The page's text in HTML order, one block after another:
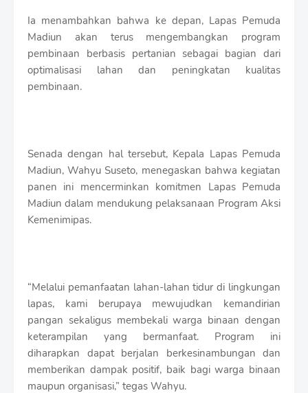
Ia menambahkan bahwa ke depan, Lapas Pemuda
Madiun akan terus mengembangkan program
pembinaan berbasis pertanian sebagai bagian dari
optimalisasi lahan dan peningkatan kualitas
pembinaan.
Senada dengan hal tersebut, Kepala Lapas Pemuda
Madiun, Wahyu Suseto, menegaskan bahwa kegiatan
panen ini mencerminkan komitmen Lapas Pemuda
Madiun dalam mendukung pelaksanaan Program Aksi
Kemenimipas.
“Melalui pemanfaatan lahan-lahan tidur di lingkungan
lapas, kami berupaya mewujudkan kemandirian
pangan sekaligus membekali warga binaan dengan
keterampilan yang bermanfaat. Program ini
diharapkan dapat berjalan berkesinambungan dan
memberikan dampak positif, baik bagi warga binaan
maupun organisasi,” tegas Wahyu.